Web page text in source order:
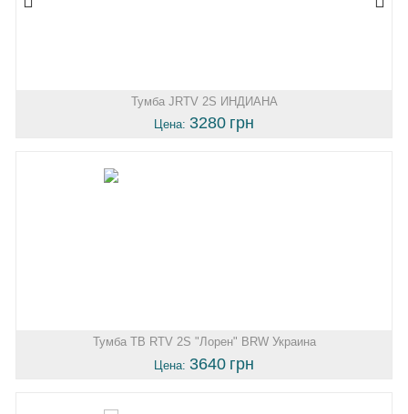
Тумба JRTV 2S ИНДИАНА
Цена: 3280 грн
Тумба ТВ RTV 2S "Лорен" BRW Украина
Цена: 3640 грн